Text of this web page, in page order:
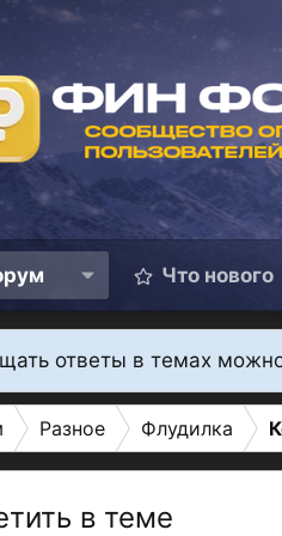
Что нового
ответы в темах
Разное Флудилка
в теме